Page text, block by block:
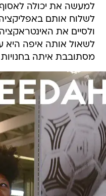
למעשה את יכולה
לשלוח אותם
ולסיים את
לשאול אותה איפה היא
מסתובבת איתה